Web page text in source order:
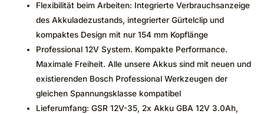
Flexibilität beim Arbeiten: Integrierte Verbrauchsanzeige
des Akkuladezustands, integrierter Gürtelclip und
kompaktes Design mit nur 154 mm Kopflänge
Professional 12V System. Kompakte Performance.
Maximale Freiheit. Alle unsere Akkus sind mit neuen und
existierenden Bosch Professional Werkzeugen der
gleichen Spannungsklasse kompatibel
Lieferumfang: GSR 12V-35, 2x Akku GBA 12V 3.0Ah,